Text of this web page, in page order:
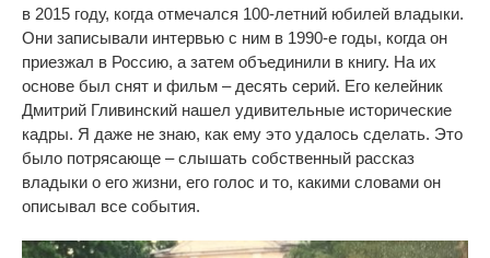
в 2015 году, когда отмечался 100-летний юбилей владыки.
Они записывали интервью с ним в 1990-е годы, когда он
приезжал в Россию, а затем объединили в книгу. На их
основе был снят и фильм – десять серий. Его келейник
Дмитрий Гливинский нашел удивительные исторические
кадры. Я даже не знаю, как ему это удалось сделать. Это
было потрясающе – слышать собственный рассказ
владыки о его жизни, его голос и то, какими словами он
описывал все события.